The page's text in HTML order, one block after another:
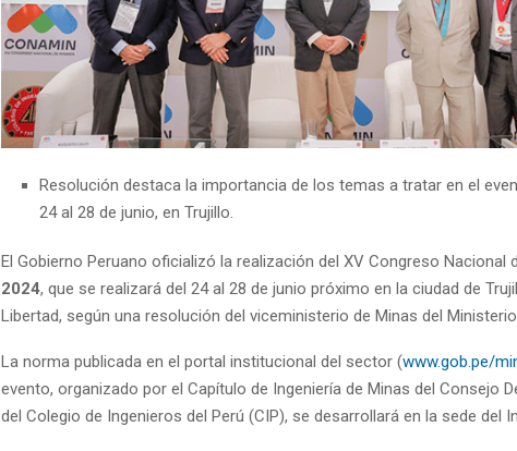
Resolución destaca la importancia de los temas a tratar en el
24 al 28 de junio, en Trujillo.
El Gobierno Peruano oficializó la realización del XV Congreso Nacional
2024, que se realizará del 24 al 28 de junio próximo en la ciudad de
Libertad, según una resolución del viceministerio de Minas del
La norma publicada en el portal institucional del sector (www.gob.pe/
evento, organizado por el Capítulo de Ingeniería de Minas del Consejo
del Colegio de Ingenieros del Perú (CIP), se desarrollará en la sede del